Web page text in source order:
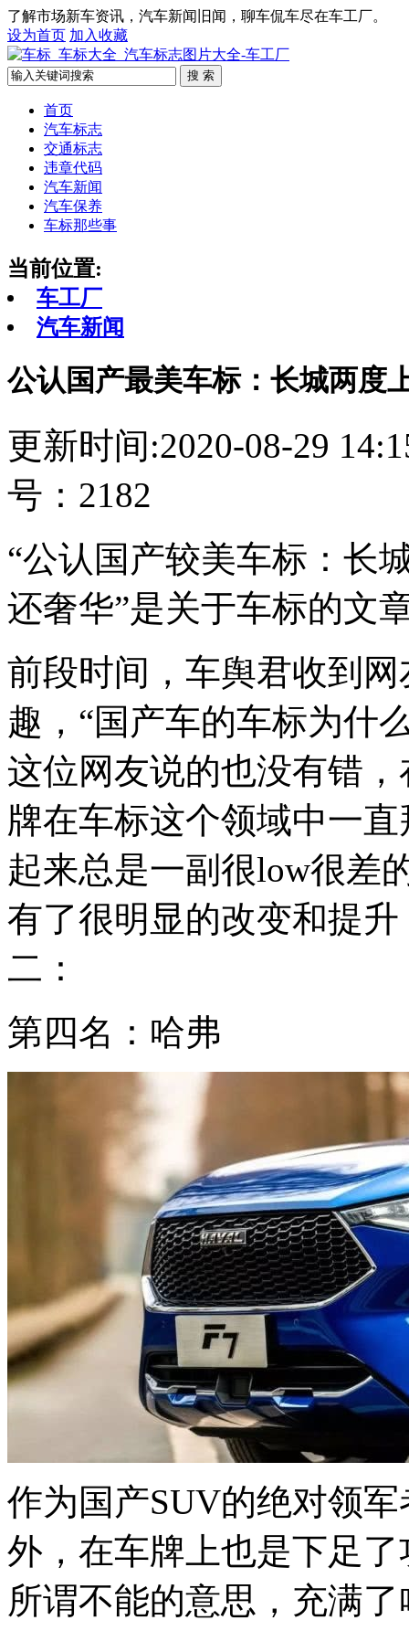
了解市场新车资讯，汽车新闻旧闻，聊车侃车尽在车工厂。
设为首页 加入收藏
搜 索
首页
汽车标志
交通标志
违章代码
汽车新闻
汽车保养
车标那些事
当前位置:
车工厂
汽车新闻
公认国产最美车标：长城两度
更新时间:2020-08-29
号：2182
“公认国产较美车标：长
还奢华”是关于车标的文
前段时间，车舆君收到
趣，“国产车的车标为什
这位网友说的也没有错
牌在车标这个领域中一
起来总是一副很low很差
有了很明显的改变和提
二：
第四名：哈弗
作为国产SUV的绝对领
外，在车牌上也是下足
所谓不能的意思，充满